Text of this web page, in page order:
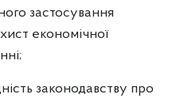
застосування
економічної
законодавству про